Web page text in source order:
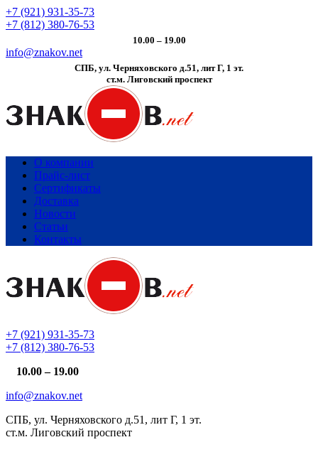
+7 (921) 931-35-73
+7 (812) 380-76-53
10.00 – 19.00
info@znakov.net
СПБ, ул. Черняховского д.51, лит Г, 1 эт.
cт.м. Лиговский проспект
О компании
Прайс-лист
Сертификаты
Доставка
Новости
Статьи
Контакты
+7 (921) 931-35-73
+7 (812) 380-76-53
10.00 – 19.00
info@znakov.net
СПБ, ул. Черняховского д.51, лит Г, 1 эт.
cт.м. Лиговский проспект